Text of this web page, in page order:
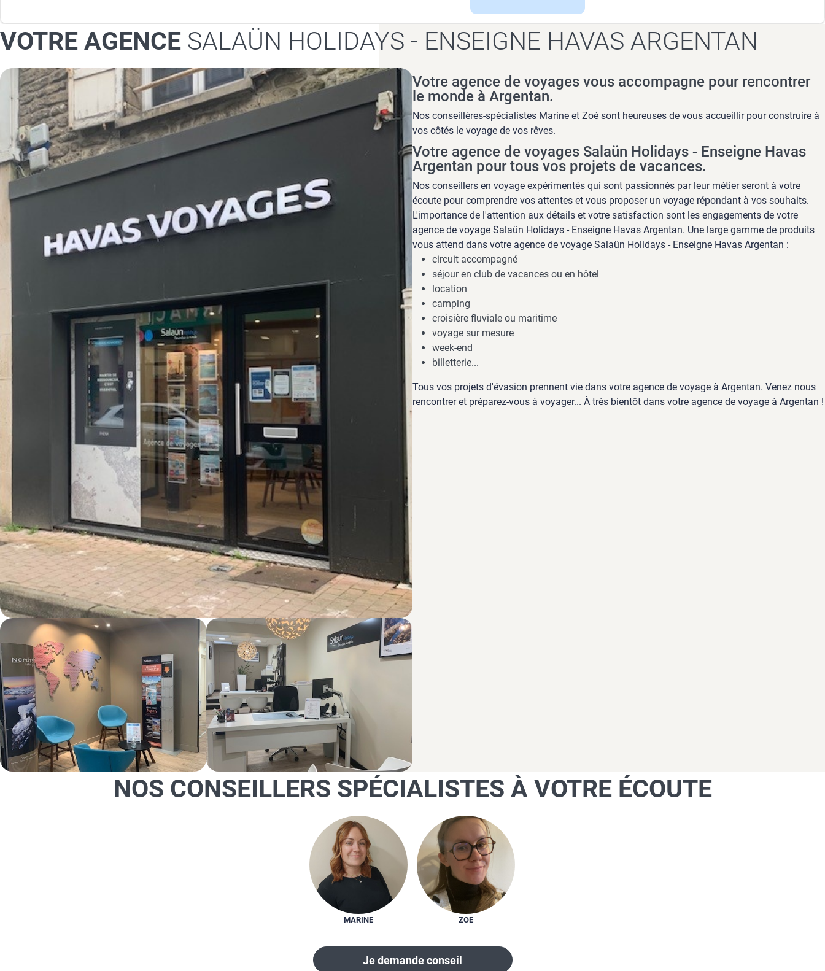
VOTRE AGENCE SALAÜN HOLIDAYS - ENSEIGNE HAVAS ARGENTAN
Votre agence de voyages vous accompagne pour rencontrer
le monde à Argentan.
Nos conseillères-spécialistes Marine et Zoé sont heureuses de vous accueillir pour construire à
vos côtés le voyage de vos rêves.
Votre agence de voyages Salaün Holidays - Enseigne Havas
Argentan pour tous vos projets de vacances.
Nos conseillers en voyage expérimentés qui sont passionnés par leur métier seront à votre
écoute pour comprendre vos attentes et vous proposer un voyage répondant à vos souhaits.
L'importance de l'attention aux détails et votre satisfaction sont les engagements de votre
agence de voyage Salaün Holidays - Enseigne Havas Argentan. Une large gamme de produits
vous attend dans votre agence de voyage Salaün Holidays - Enseigne Havas Argentan :
circuit accompagné
séjour en club de vacances ou en hôtel
location
camping
croisière fluviale ou maritime
voyage sur mesure
week-end
billetterie...
Tous vos projets d'évasion prennent vie dans votre agence de voyage à Argentan. Venez nous
rencontrer et préparez-vous à voyager... À très bientôt dans votre agence de voyage à Argentan !
NOS CONSEILLERS SPÉCIALISTES À VOTRE ÉCOUTE
MARINE ZOE
Je demande conseil